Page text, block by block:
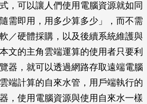
，可以讓人們使用電腦資源就如同
需即用，用多少算多少」，而不需
／硬體採購，以及後續系統維護與
文的主角雲端運算的使用者只要利
器，就可以透過網路存取遠端電腦
端計算的自來水管，用戶端執行的
，使用電腦資源與使用自來水一樣